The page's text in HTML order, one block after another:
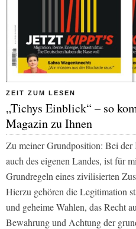
ZEIT ZUM LESEN
„Tichys Einblick“ – so
Magazin zu Ihnen
Zu meiner Grundposition: Bei der
auch des eigenen Landes, ist für
Grundregeln eines zivilisierten
Hierzu gehören die Legitimation
und geheime Wahlen, das Recht
Bewahrung und Achtung der